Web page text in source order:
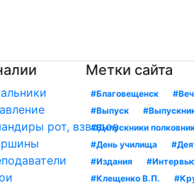
рот, взводов
Метки сайта
#Благовещенск
#Выпуск
#Выпускники
#День училища
#Издания
#Клещенко В.П.